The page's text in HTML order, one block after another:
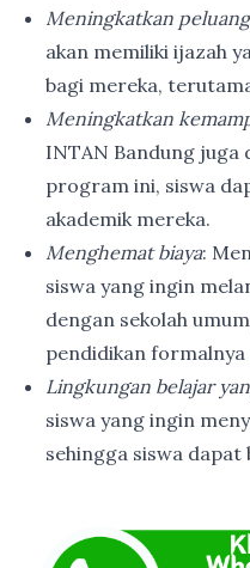
Meningkatkan
akan memiliki ijazah
bagi mereka,
Meningkatkan
INTAN Bandung juga
program ini, siswa
akademik mereka.
Menghemat biaya:
siswa yang ingin
dengan sekolah
pendidikan
Lingkungan belajar
siswa yang ingin
sehingga siswa